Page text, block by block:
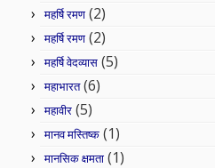
महर्षि रमण (2)
महर्षि रमण (2)
महर्षि वेदव्यास (5)
महाभारत(6)
महावीर (5)
मानव मस्तिष्क (1)
मानसिक क्षमता (1)